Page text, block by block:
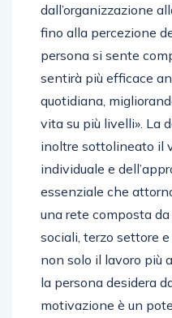
dall’organizzazione
fino alla percezione
persona si sente
sentirà più efficace
quotidiana,
vita su più livelli». La
inoltre sottolineato il
individuale e
essenziale che
una rete composta
sociali, terzo settore
non solo il lavoro più
la persona desidera
motivazione è un